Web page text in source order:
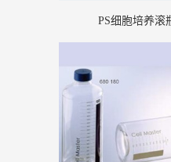
PS细胞培养滚